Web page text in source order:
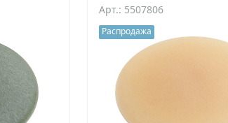
Арт.: 5507806
Распродажа